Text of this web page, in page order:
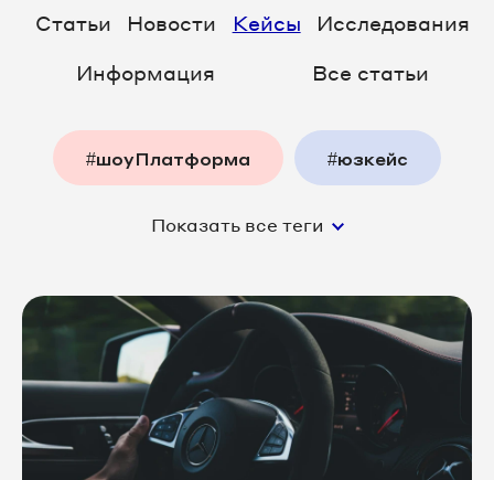
Статьи Новости Кейсы
Исследования
Информация
Все статьи
#шоуПлатформа #юзкейс
#функции_платформы
#аналитика #медицина
#товары_и_услуги #колл_центр
#недвижимость
Показать все теги